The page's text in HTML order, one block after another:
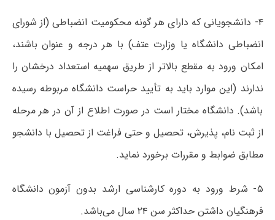
۴- دانشجویانی که دارای هر گونه محکومیت انضباطی (از شورای
انضباطی دانشگاه یا وزارت عتف) با هر درجه و عنوان باشند،
امکان ورود به مقطع بالاتر از طریق سهمیه استعداد درخشان را
ندارند (این موارد باید به تأیید حراست دانشگاه مربوطه رسیده
باشد). دانشگاه مختار است در صورت اطلاع از آن در هر مرحله
از ثبت نام، پذیرش، تحصیل و حتی فراغت از تحصیل با دانشجو
مطابق ضوابط و مقررات برخورد نماید.
۵- شرط ورود به دوره کارشناسی ارشد بدون آزمون دانشگاه
فرهنگیان داشتن حداکثر سن ۲۴ سال می‌باشد.